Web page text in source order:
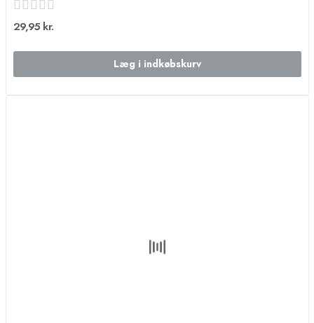
29,95 kr.
Læg i indkøbskurv